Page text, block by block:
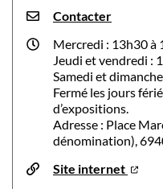
Contacter
Mercredi : 13h30 à
Jeudi et vendredi :
Samedi et
Fermé les jours
d’expositions.
Adresse : Place
dénomination),
Site internet